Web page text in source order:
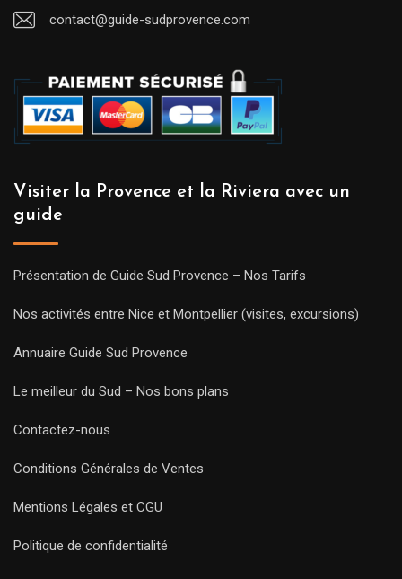
contact@guide-sudprovence.com
Visiter la Provence et la Riviera avec un
guide
Présentation de Guide Sud Provence – Nos Tarifs
Nos activités entre Nice et Montpellier (visites, excursions)
Annuaire Guide Sud Provence
Le meilleur du Sud – Nos bons plans
Contactez-nous
Conditions Générales de Ventes
Mentions Légales et CGU
Politique de confidentialité